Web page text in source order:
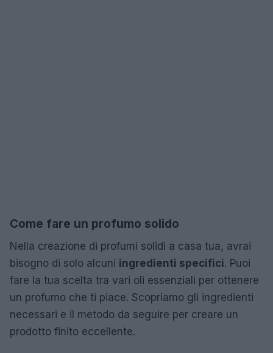
Come fare un profumo solido
Nella creazione di profumi solidi a casa tua, avrai
bisogno di solo alcuni ingredienti specifici. Puoi
fare la tua scelta tra vari oli essenziali per ottenere
un profumo che ti piace. Scopriamo gli ingredienti
necessari e il metodo da seguire per creare un
prodotto finito eccellente.